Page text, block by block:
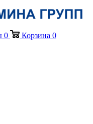
0 Корзина 0